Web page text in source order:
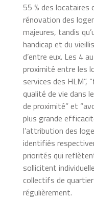
55 % des
rénovation des
majeures, tandis
handicap et du
d’entre eux. Les 4
proximité entre les
services des HLM”,
qualité de vie dans
de proximité” et
plus grande
l’attribution des
identifiés
priorités qui
sollicitent
collectifs de
régulièrement.